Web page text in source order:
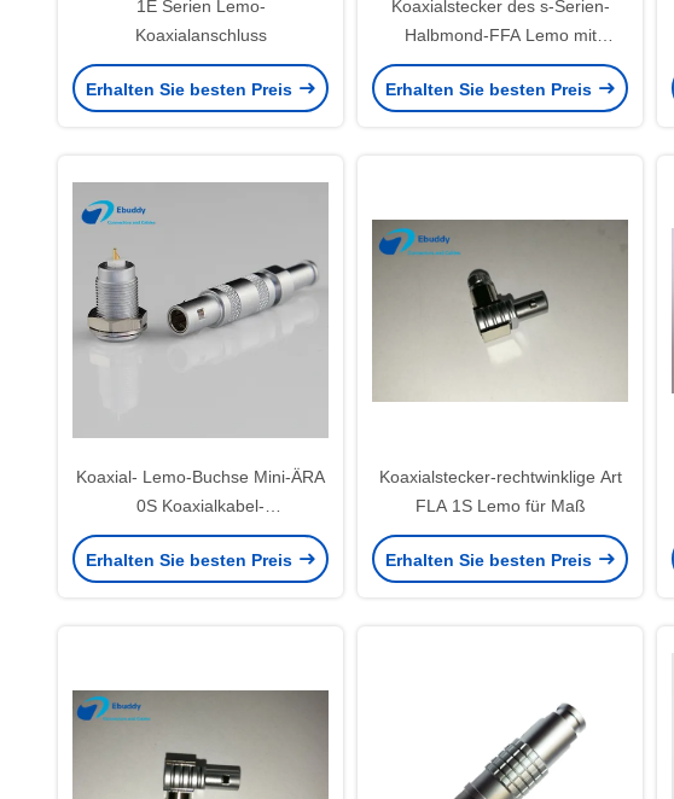
1E Serien Lemo-
Koaxialanschluss
Erhalten Sie besten Preis
Koaxialstecker des s-Serien-
Halbmond-FFA Lemo mit
männlichem Sockel
Erhalten Sie besten Preis
Koaxial- Lemo-Buchse Mini-ÄRA
0S Koaxialkabel-
Verbindungsstück
Erhalten Sie besten Preis
Koaxialstecker-rechtwinklige Art
FLA 1S Lemo für Maß
Erhalten Sie besten Preis